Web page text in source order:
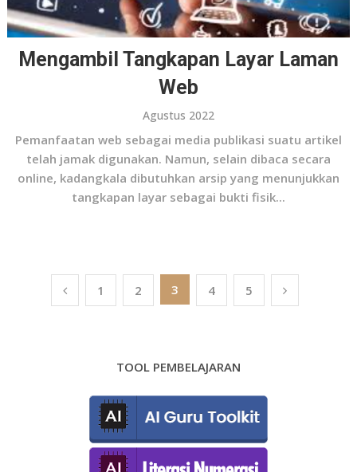
Mengambil Tangkapan Layar Laman
Web
Agustus 2022
Pemanfaatan web sebagai media publikasi suatu artikel
telah jamak digunakan. Namun, selain dibaca secara
online, kadangkala dibutuhkan arsip yang menunjukkan
tangkapan layar sebagai bukti fisik...
Paginasi
1 2 3 4 5
TOOL PEMBELAJARAN